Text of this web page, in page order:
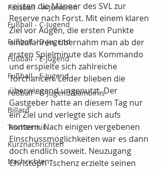
Fussball - A-Junioren
Fußball - C-Jugend
Fußball - D-Jugend
Fußball - E-Jugend
Fußball - F-Jugend
Fußball - G-Jugend/Bambinis
Billard
Tischtennis
Kurznachrichten
Nachrichten
reisten die Männer des SVL zur
Reserve nach Forst. Mit einem klaren
Ziel vor Augen, die ersten Punkte
einzufahren, übernahm man ab der
ersten Spielminute das Kommando
und erspielte sich zahlreiche
Torchancen. Leider blieben die
überwiegend ungenutzt. Der
Gastgeber hatte an diesem Tag nur
ein Ziel und verlegte sich aufs
kontern. Nach einigen vergebenen
Einschussmöglichkeiten war es dann
doch endlich soweit. Neuzugang
Christoph Tschenz erzielte seinen